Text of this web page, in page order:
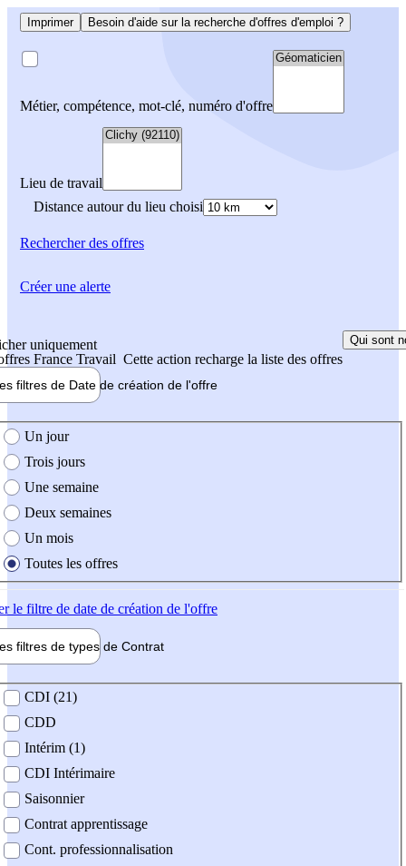
Imprimer Besoin d'aide sur la recherche d'offres d'emploi ?
Métier, compétence, mot-clé, numéro d'offre
Lieu de travail
Distance autour du lieu choisi
Rechercherdes offres
uniquement
France Travail Cette action recharge la liste des offres
Qui sont
filtres de Date de création de l'offre
création de l'offre
Un jour
Trois jours
Une semaine
Deux semaines
Un mois
Toutes les offres
le filtre de date de création de l'offre
filtres de types de Contrat
contrat
CDI (21)
CDD
Intérim (1)
CDI Intérimaire
Saisonnier
Contrat apprentissage
Cont. professionnalisation
Créer une alerte